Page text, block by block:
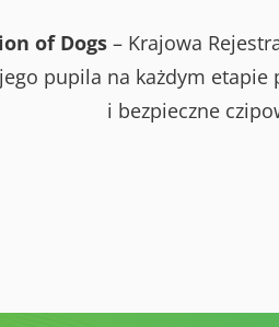
of Dogs – Krajowa
pupila na każdym
i bezpieczne